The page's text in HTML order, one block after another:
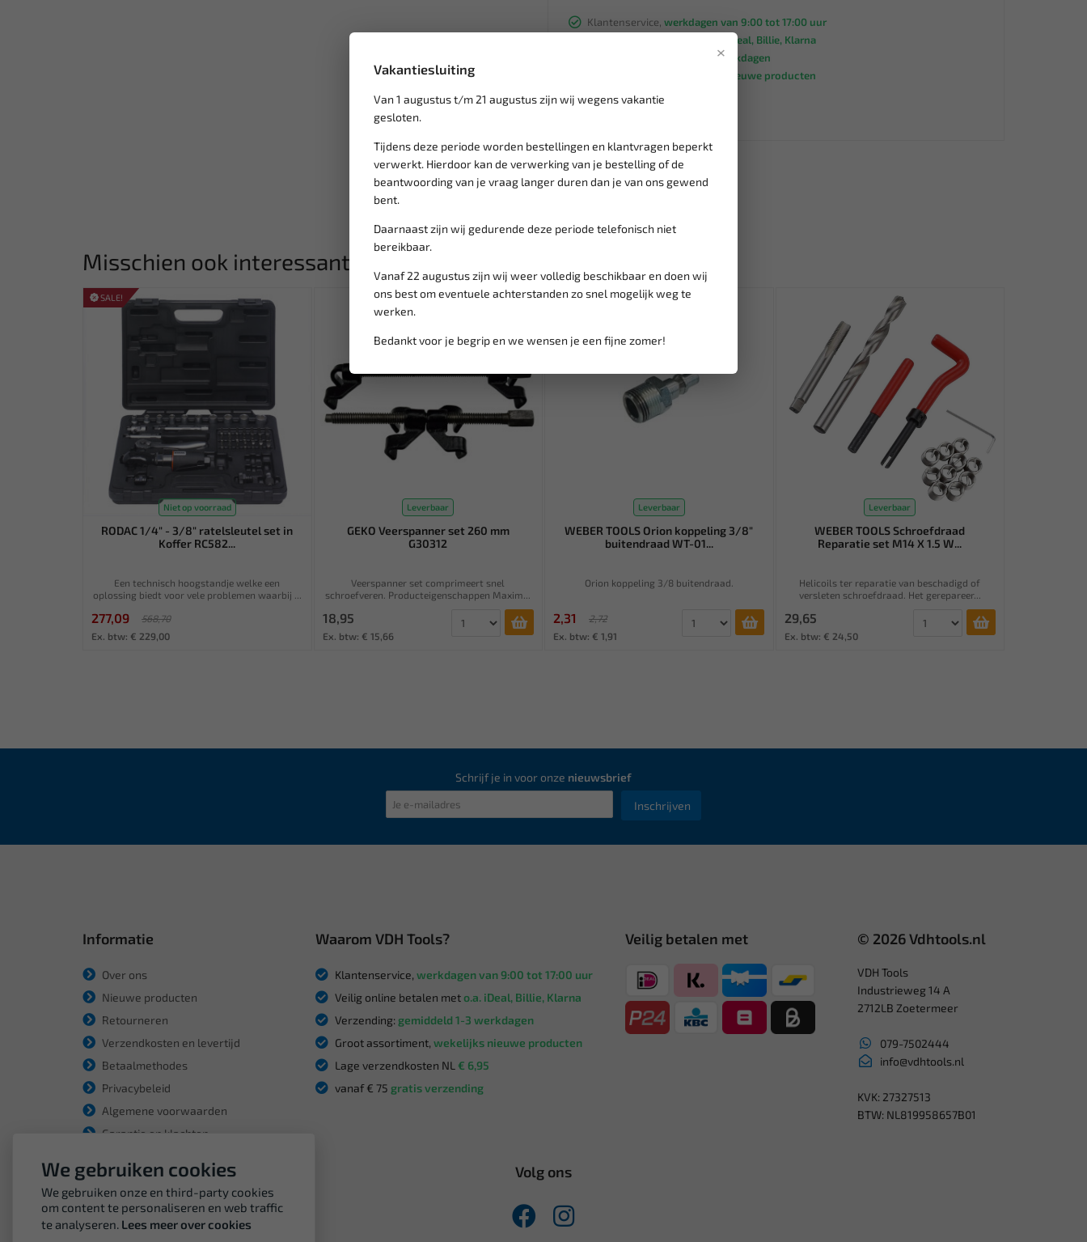
×
Vakantiesluiting
Van 1 augustus t/m 21 augustus zijn wij wegens vakantie
gesloten.
Tijdens deze periode worden bestellingen en klantvragen beperkt
verwerkt. Hierdoor kan de verwerking van je bestelling of de
beantwoording van je vraag langer duren dan je van ons gewend
bent.
Daarnaast zijn wij gedurende deze periode telefonisch niet
bereikbaar.
Vanaf 22 augustus zijn wij weer volledig beschikbaar en doen wij
ons best om eventuele achterstanden zo snel mogelijk weg te
werken.
Bedankt voor je begrip en we wensen je een fijne zomer!
Klantenservice, werkdagen van 9:00 tot 17:00 uur
o.a. iDeal, Billie, Klarna
gemiddeld 1-3 werkdagen
wekelijks nieuwe producten
Lage verzendkosten NL
Misschien ook interessant:
SALE!
Niet op voorraad
RODAC 1/4" - 3/8" ratelsleutel set in
Koffer RC582...
Een technisch hoogstandje welke een
oplossing biedt voor vele problemen waarbij ...
277,09
568,70
Ex. btw: € 229,00
Leverbaar
GEKO Veerspanner set 260 mm
G30312
Veerspanner set comprimeert snel
schroefveren. Producteigenschappen Maxim...
18,95
Ex. btw: € 15,66
SALE!
Leverbaar
WEBER TOOLS Orion koppeling 3/8"
buitendraad WT-01...
Orion koppeling 3/8 buitendraad.
2,31
2,72
Ex. btw: € 1,91
Leverbaar
WEBER TOOLS Schroefdraad
Reparatie set M14 X 1.5 W...
Helicoils ter reparatie van beschadigd of
versleten schroefdraad. Het gerepareer...
29,65
Ex. btw: € 24,50
Schrijf je in voor onze nieuwsbrief
Inschrijven
Informatie
Over ons
Nieuwe producten
Retourneren
Verzendkosten en levertijd
Betaalmethodes
Privacybeleid
Algemene voorwaarden
Garantie en klachten
Waarom VDH Tools?
Klantenservice, werkdagen van 9:00 tot 17:00 uur
Veilig online betalen meto.a. iDeal, Billie, Klarna
Verzending: gemiddeld 1-3 werkdagen
Groot assortiment, wekelijks nieuwe producten
Lage verzendkosten NL € 6,95
vanaf € 75 gratis verzending
Veilig betalen met © 2026 Vdhtools.nl
VDH Tools
Industrieweg 14 A
2712LB Zoetermeer
079-7502444
info@vdhtools.nl
KVK: 27327513
BTW: NL819958657B01
Volg ons
We gebruiken cookies
We gebruiken onze en third-party cookies
om content te personaliseren en web traffic
te analyseren. Lees meer over cookies